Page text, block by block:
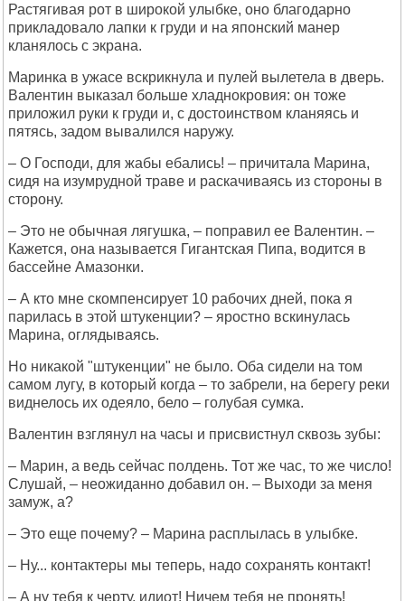
Растягивая рот в широкой улыбке, оно благодарно
прикладовало лапки к груди и на японский манер
кланялось с экрана.
Маринка в ужасе вскрикнула и пулей вылетела в дверь.
Валентин выказал больше хладнокровия: он тоже
приложил руки к груди и, с достоинством кланяясь и
пятясь, задом вывалился наружу.
– О Господи, для жабы ебались! – причитала Марина,
сидя на изумрудной траве и раскачиваясь из стороны в
сторону.
– Это не обычная лягушка, – поправил ее Валентин. –
Кажется, она называется Гигантская Пипа, водится в
бассейне Амазонки.
– А кто мне скомпенсирует 10 рабочих дней, пока я
парилась в этой штукенции? – яростно вскинулась
Марина, оглядываясь.
Но никакой "штукенции" не было. Оба сидели на том
самом лугу, в который когда – то забрели, на берегу реки
виднелось их одеяло, бело – голубая сумка.
Валентин взглянул на часы и присвистнул сквозь зубы:
– Марин, а ведь сейчас полдень. Тот же час, то же число!
Слушай, – неожиданно добавил он. – Выходи за меня
замуж, а?
– Это еще почему? – Марина расплылась в улыбке.
– Ну... контактеры мы теперь, надо сохранять контакт!
– А ну тебя к черту, идиот! Ничем тебя не пронять!